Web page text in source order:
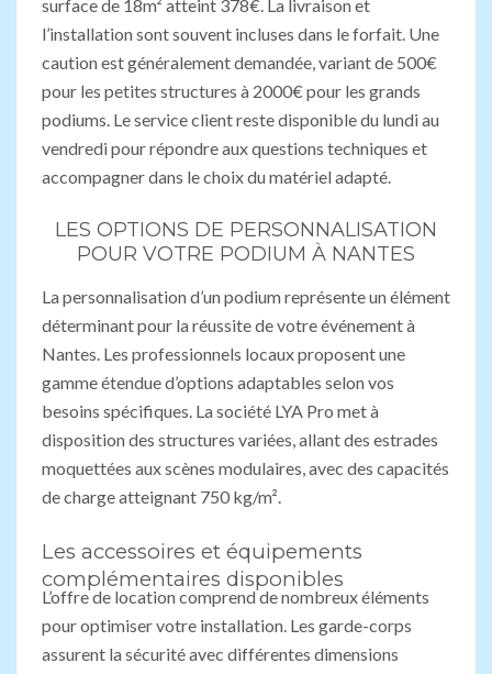
surface de 18m² atteint 378€. La livraison et
l’installation sont souvent incluses dans le forfait. Une
caution est généralement demandée, variant de 500€
pour les petites structures à 2000€ pour les grands
podiums. Le service client reste disponible du lundi au
vendredi pour répondre aux questions techniques et
accompagner dans le choix du matériel adapté.
LES OPTIONS DE PERSONNALISATION
POUR VOTRE PODIUM À NANTES
La personnalisation d’un podium représente un élément
déterminant pour la réussite de votre événement à
Nantes. Les professionnels locaux proposent une
gamme étendue d’options adaptables selon vos
besoins spécifiques. La société LYA Pro met à
disposition des structures variées, allant des estrades
moquettées aux scènes modulaires, avec des capacités
de charge atteignant 750 kg/m².
Les accessoires et équipements
complémentaires disponibles
L’offre de location comprend de nombreux éléments
pour optimiser votre installation. Les garde-corps
assurent la sécurité avec différentes dimensions